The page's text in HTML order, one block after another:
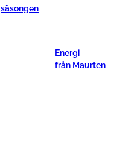
säsongen
Energi
från Maurten